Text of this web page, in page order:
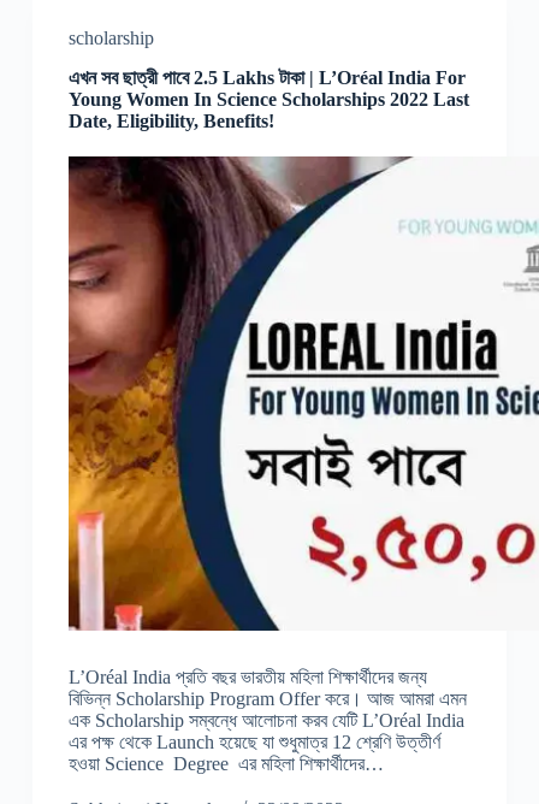
scholarship
এখন সব ছাত্রী পাবে 2.5 Lakhs টাকা | L’Oréal India For
Young Women In Science Scholarships 2022 Last
Date, Eligibility, Benefits!
L’Oréal India প্রতি বছর ভারতীয় মহিলা শিক্ষার্থীদের জন্য
বিভিন্ন Scholarship Program Offer করে। আজ আমরা এমন
এক Scholarship সম্বন্ধে আলোচনা করব যেটি L’Oréal India
এর পক্ষ থেকে Launch হয়েছে যা শুধুমাত্র 12 শ্রেণি উত্তীর্ণ
হওয়া Science Degree এর মহিলা শিক্ষার্থীদের…